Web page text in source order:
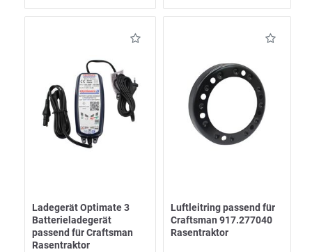
Ladegerät Optimate 3
Batterieladegerät
passend für Craftsman
Rasentraktor
Luftleitring passend für
Craftsman 917.277040
Rasentraktor